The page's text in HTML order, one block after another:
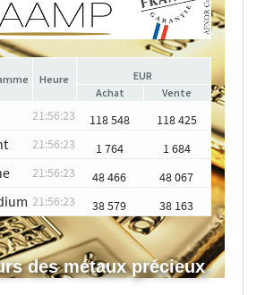
Heure
EUR
Achat
Vente
21:56:23 118 548 118 425
21:56:23 1 764 1 684
21:56:23 48 466 48 067
21:56:23 38 579 38 163
des métaux précieux